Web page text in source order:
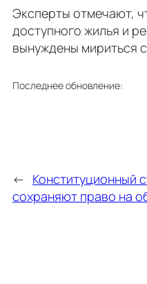
Эксперты отмечают,
доступного жилья и
вынуждены мириться
Последнее обновление:
← Конституционный
сохраняют право на